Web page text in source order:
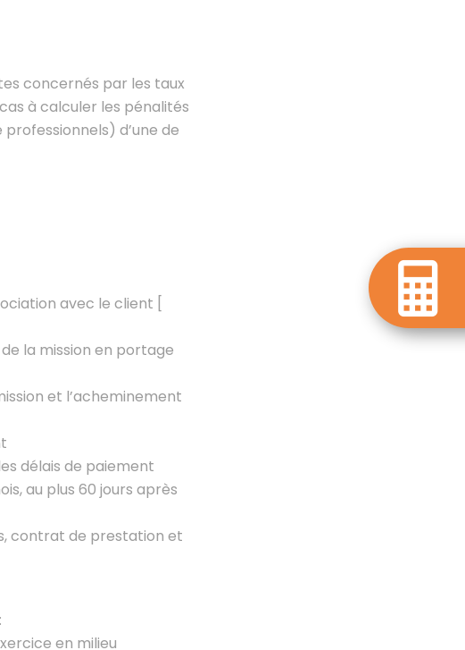
concernés par les taux
à calculer les pénalités
d’une de
avec le client [
la mission en portage
et l’acheminement
délais de paiement
au plus 60 jours après
contrat de prestation et
en milieu